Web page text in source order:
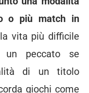
o più match in
vita più difficile
un peccato se
di un titolo
giochi come